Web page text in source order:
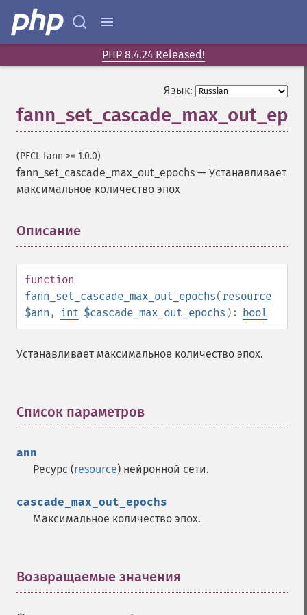
PHP 8.4.24 Released!
Язык:
(PECL fann >= 1.0.0)
fann_set_cascade_max_out_epochs — Устанавливает
максимальное количество эпох
Описание
function
fann_set_cascade_max_out_epochs(resource
$ann , int $cascade_max_out_epochs ): bool
Устанавливает максимальное количество эпох.
Список параметров
ann
Ресурс (resource) нейронной сети.
cascade_max_out_epochs
Максимальное количество эпох.
Возвращаемые значения
fann_​cascadetrain_​on_​data
fann_​cascadetrain_​on_​file